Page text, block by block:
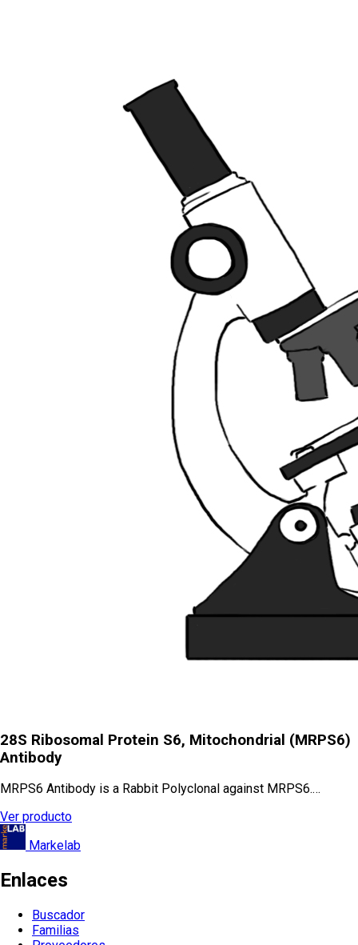
28S Ribosomal Protein S6, Mitochondrial (MRPS6)
Antibody
MRPS6 Antibody is a Rabbit Polyclonal against MRPS6.…
Ver producto
Markelab
Enlaces
Buscador
Familias